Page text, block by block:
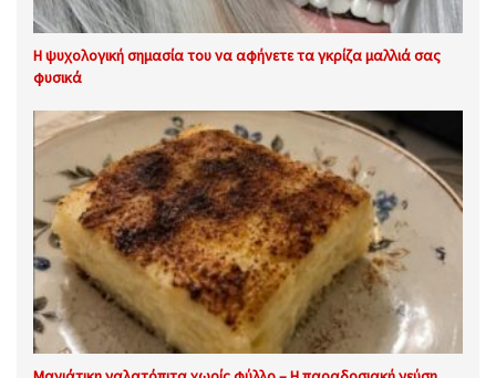
Η ψυχολογική σημασία του να αφήνετε τα γκρίζα μαλλιά σας
φυσικά